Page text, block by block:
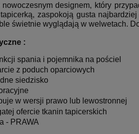
designem, który
zaspokoją gusta
świetnie wyglądają w welwetach.
:
spania i pojemnika na pościel
z poduch oparciowych
siedzisko
w wersji prawo lub lewostronnej
ofercie tkanin tapicerskich
- PRAWA